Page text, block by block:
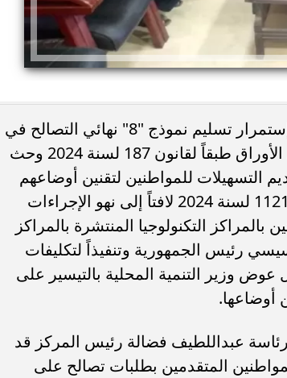
أكد اللواء دكتور هشام أبو النصر محافظ أسيوط على إستمرار تسليم نموذج "8" نهائي التصالح في
بعض مخالفات البناء فور استيفاء الإجراءات واستكمال الأوراق طبقاً لقانون 187 لسنة 2024 وحث
التسهيلات للمواطنين لتقنين أوضاعهم
وملف التصالح تفعيلاً لقرار رئيس مجلس الوزراء رقم 1121 لسنة 2024 لافتاً إلى نهو الإجراءات
بالمراكز التكنولوجيا المنتشرة بالمراكز
رئيس الجمهورية وتنفيذاً لتكليفات
وزير التنمية المحلية بالتيسير على
أوضاعها.
عبداللطيف فضالة رئيس المركز قد
لعدد من المواطنين المتقدمين بطلبات تصالح على
وفاة خورخي ميسي والد نجم الأرجنتين بعد
صراع طويل مع المرض